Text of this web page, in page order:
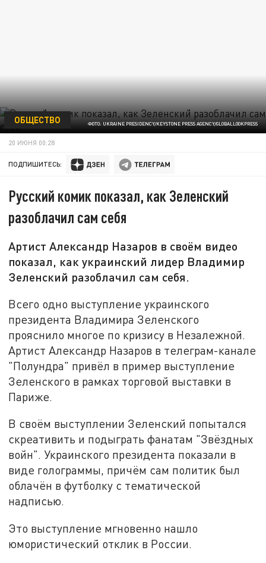
ФОТО: UKRAINE PRESIDENCY/KEYSTONE PRESS AGENCY/GLOBALLOOKPRESS
ОБЩЕСТВО
20 ИЮНЯ 00:28
ПОДПИШИТЕСЬ:
Русский комик показал, как Зеленский
разоблачил сам себя
Артист Александр Назаров в своём видео
показал, как украинский лидер Владимир
Зеленский разоблачил сам себя.
Всего одно выступление украинского
президента Владимира Зеленского
прояснило многое по кризису в Незалежной.
Артист Александр Назаров в телеграм-канале
"Полундра" привёл в пример выступление
Зеленского в рамках торговой выставки в
Париже.
В своём выступлении Зеленский попытался
скреативить и подыграть фанатам "Звёздных
войн". Украинского президента показали в
виде голограммы, причём сам политик был
облачён в футболку с тематической
надписью.
Это выступление мгновенно нашло
юмористический отклик в России.